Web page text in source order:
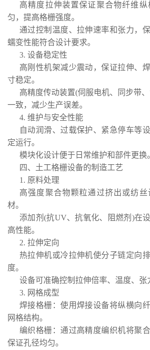
高精度拉伸装置保证聚合物纤维
匀，提高格栅强度。
通过控制温度、拉伸速率和张力，
蠕变性能符合设计要求。
3. 设备稳定性
高刚性机架减少震动，保证拉伸、
寸稳定。
高精度传动装置(伺服电机、同步带
一致，减少生产误差。
4. 维护与安全性能
自动润滑、过载保护、紧急停车等
定运行。
模块化设计便于日常维护和部件更换
四、土工格栅设备的制造工艺
1. 原料处理
高强度聚合物颗粒通过挤出或纺
材。
添加剂(抗UV、抗氧化、阻燃剂)在
高性能。
2. 拉伸定向
热拉伸机或冷拉伸机使分子链定向
度。
设备可准确控制拉伸倍率、温度、张
3. 网格成型
焊接格栅：使用焊接设备将纵横向
网格结构。
编织格栅：通过高精度编织机将聚
保证孔径均匀。